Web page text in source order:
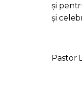
și
și
Pastor